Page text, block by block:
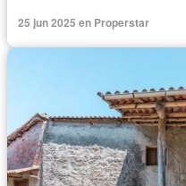
25 jun 2025 en Properstar